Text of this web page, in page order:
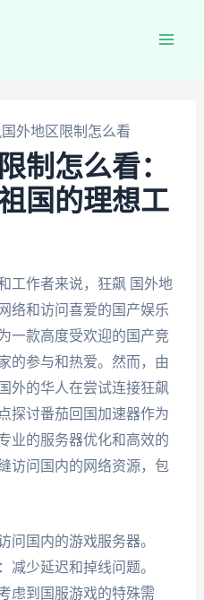
外地区限制怎么看
制怎么看：
国的理想工
工作者来说，狂飙 国外地
络和访问喜爱的国产娱乐
一款高度受欢迎的国产竞
的参与和热爱。然而，由
外的华人在尝试连接狂飙
探讨番茄回国加速器作为
业的服务器优化和高效的
访问国内的网络资源，包
问国内的游戏服务器。
减少延迟和掉线问题。
虑到国服游戏的特殊需